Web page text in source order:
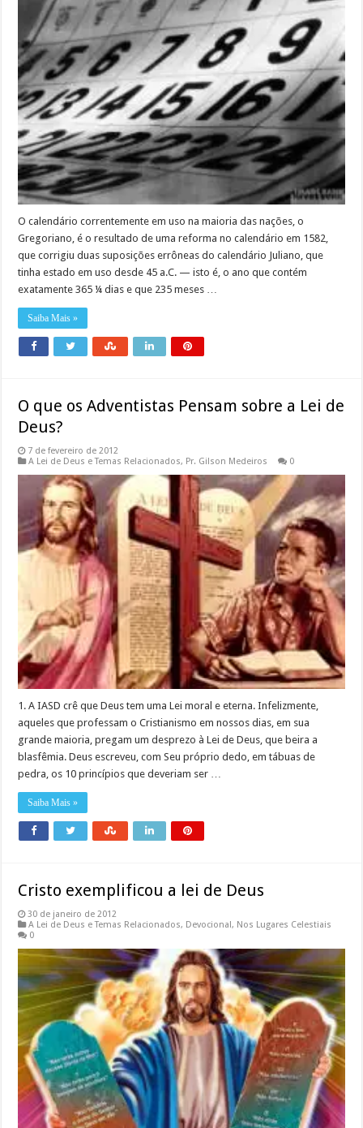
O calendário correntemente em uso na maioria das nações, o
Gregoriano, é o resultado de uma reforma no calendário em 1582,
que corrigiu duas suposições errôneas do calendário Juliano, que
tinha estado em uso desde 45 a.C. — isto é, o ano que contém
exatamente 365 ¼ dias e que 235 meses …
Saiba Mais »
O que os Adventistas Pensam sobre a Lei de
Deus?
7 de fevereiro de 2012
A Lei de Deus e Temas Relacionados, Pr. Gilson Medeiros 0
1. A IASD crê que Deus tem uma Lei moral e eterna. Infelizmente,
aqueles que professam o Cristianismo em nossos dias, em sua
grande maioria, pregam um desprezo à Lei de Deus, que beira a
blasfêmia. Deus escreveu, com Seu próprio dedo, em tábuas de
pedra, os 10 princípios que deveriam ser …
Saiba Mais »
Cristo exemplificou a lei de Deus
30 de janeiro de 2012
A Lei de Deus e Temas Relacionados, Devocional, Nos Lugares Celestiais
0